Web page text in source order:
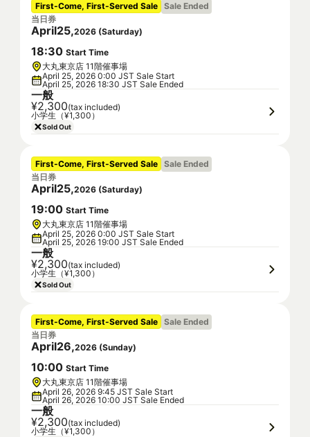
First-Come, First-Served Sale Sale Ended
当日券
April25,2026 (Saturday)
18:30 Start Time
大丸東京店 11階催事場
April 25, 2026 0:00 JST Sale Start
April 25, 2026 18:30 JST Sale Ended
一般
¥2,300(tax included)
小学生（¥1,300）
Sold Out
First-Come, First-Served Sale Sale Ended
当日券
April25,2026 (Saturday)
19:00 Start Time
大丸東京店 11階催事場
April 25, 2026 0:00 JST Sale Start
April 25, 2026 19:00 JST Sale Ended
一般
¥2,300(tax included)
小学生（¥1,300）
Sold Out
First-Come, First-Served Sale Sale Ended
当日券
April26,2026 (Sunday)
10:00 Start Time
大丸東京店 11階催事場
April 26, 2026 9:45 JST Sale Start
April 26, 2026 10:00 JST Sale Ended
一般
¥2,300(tax included)
小学生（¥1,300）